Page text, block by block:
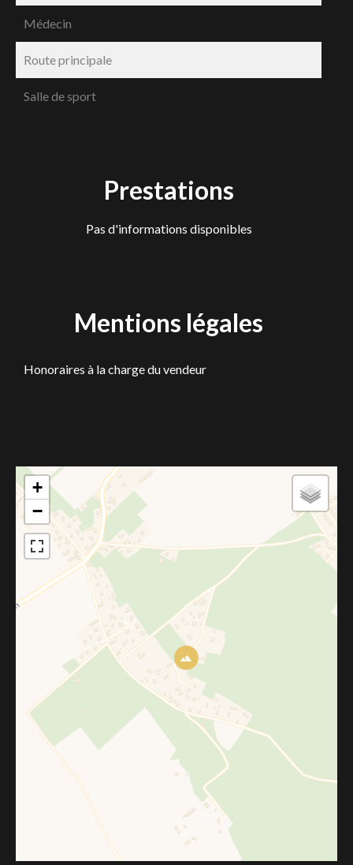
Médecin
Route principale
Salle de sport
Prestations
Pas d'informations disponibles
Mentions légales
Honoraires à la charge du vendeur
+
−